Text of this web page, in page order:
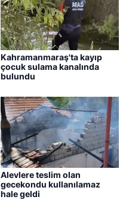
Kahramanmaraş'ta kayıp
çocuk sulama kanalında
bulundu
Alevlere teslim olan
gecekondu kullanılamaz
hale geldi